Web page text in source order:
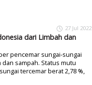
27 Jul 2022
dari Limbah dan
pencemar sungai-sungai
sampah. Status mutu
tercemar berat 2,78 %,